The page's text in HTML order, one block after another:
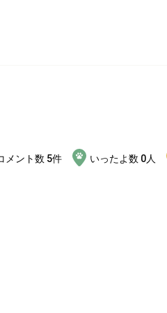
メント数 5件 いったよ数 0人